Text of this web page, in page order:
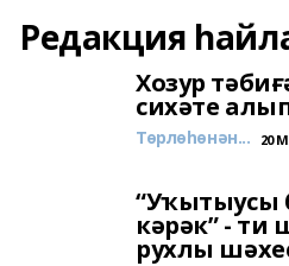
Редакция
Хозур
сихәте
Төрлөһөнән... 20
“Уҡытыусы
кәрәк” - ти
рухлы